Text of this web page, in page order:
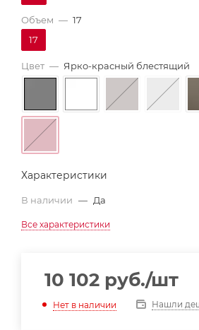
Объем — 17
17
Цвет — Ярко-красный блестящий
Характеристики
В наличии — Да
Все характеристики
10 102 руб./шт
Нет в наличии Нашли